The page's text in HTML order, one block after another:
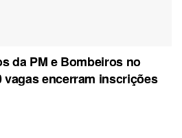
da PM e Bombeiros no
vagas encerram inscrições